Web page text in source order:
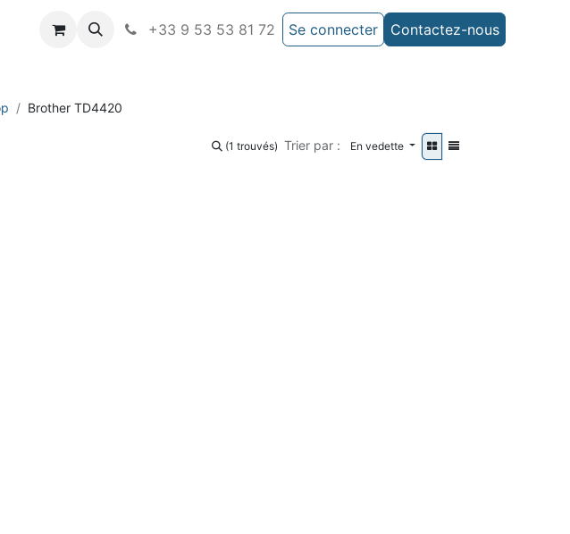
+33 9 53 53 81 72 Se connecter Contactez-nous
Brother TD4420
(1 trouvés) Trier par : En vedette